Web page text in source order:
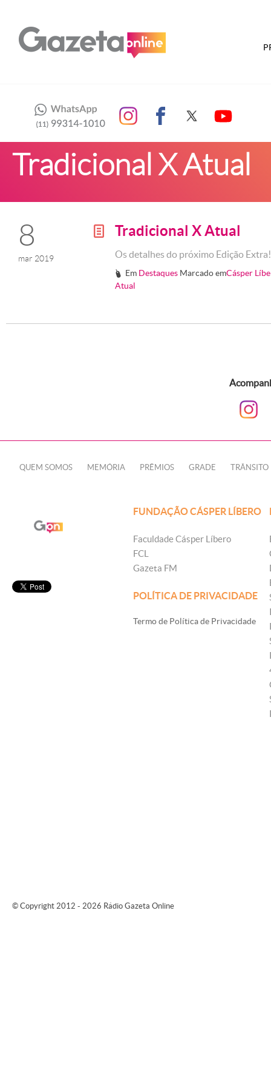
Tradicional X Atual
8
mar 2019
g Tradicional X Atual
Os detalhes do próximo Edição
# Em Destaques Marcado emCásper
Atual
QUEM SOMOS MEMÓRIA PRÊMIOS GRADE TRÂNSITO
FUNDAÇÃO CÁSPER LÍBERO
Faculdade Cásper Líbero
FCL
Gazeta FM
POLÍTICA DE PRIVACIDADE
Termo de Política de Privacidade
© Copyright 2012 - 2026 Rádio Gazeta Online